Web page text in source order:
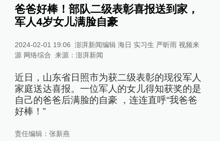
爸爸好棒！部队二级表彰喜报送到家，
军人4岁女儿满脸自豪
2024-02-01 19:06 澎湃新闻编辑 海日 实习生 严昕雨 视频来
源 网络综合 来源： 澎湃新闻
近日，山东省日照市为获二级表彰的现役军人
家庭送达喜报。一位军人的女儿得知获奖的是
自己的爸爸后满脸的自豪 ，连连直呼“我爸爸
好棒！”
责任编辑： 张新燕